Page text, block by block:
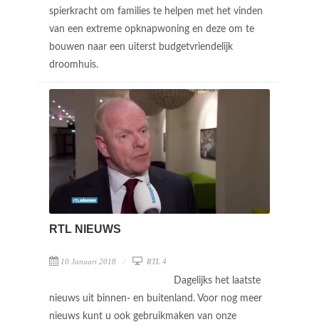
spierkracht om families te helpen met het vinden
van een extreme opknapwoning en deze om te
bouwen naar een uiterst budgetvriendelijk
droomhuis.
RTL NIEUWS
10 Januari 2018 RTL 4
Dagelijks het laatste
nieuws uit binnen- en buitenland. Voor nog meer
nieuws kunt u ook gebruikmaken van onze